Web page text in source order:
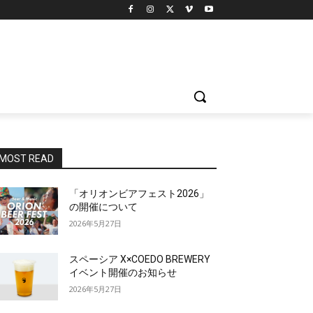
READ
「オリオンビアフェスト2026」
の開催について
2026年5月27日
スペーシア X×COEDO BREWERY
イベント開催のお知らせ
2026年5月27日